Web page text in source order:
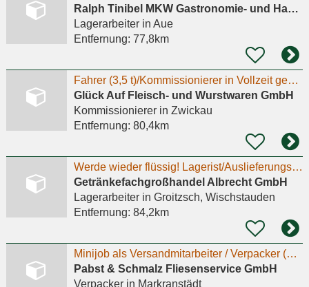
Ralph Tinibel MKW Gastronomie- und Handelstechnik Aue
Lagerarbeiterin Aue
Entfernung: 77,8km
Fahrer (3,5 t)/Kommissionierer in Vollzeit gesucht
Glück Auf Fleisch- und Wurstwaren GmbH
Kommissioniererin Zwickau
Entfernung: 80,4km
Werde wieder flüssig! Lagerist/Auslieferungsfahrer m/w/d
Getränkefachgroßhandel Albrecht GmbH
Lagerarbeiterin Groitzsch, Wischstauden
Entfernung: 84,2km
Minijob als Versandmitarbeiter / Verpacker (m/w/d) 15.07.2026
Pabst & Schmalz Fliesenservice GmbH
Verpackerin Markranstädt